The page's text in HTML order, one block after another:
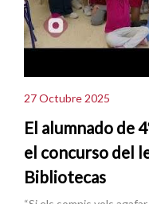
27 Octubre 2025
El alumnado de
el concurso del
Bibliotecas